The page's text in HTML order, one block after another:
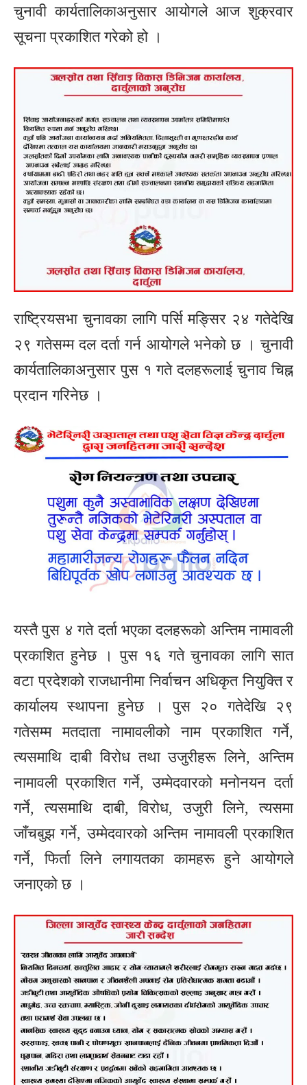
चुनावी कार्यतालिकाअनुसार आयोगले आज शुक्रवार
सूचना प्रकाशित गरेको हो ।
राष्ट्रियसभा चुनावका लागि पर्सि मङ्सिर २४ गतेदेखि
२९ गतेसम्म दल दर्ता गर्न आयोगले भनेको छ । चुनावी
कार्यतालिकाअनुसार पुस १ गते दलहरूलाई चुनाव चिह्न
प्रदान गरिनेछ ।
यस्तै पुस ४ गते दर्ता भएका दलहरूको अन्तिम नामावली
प्रकाशित हुनेछ । पुस १६ गते चुनावका लागि सात
वटा प्रदेशको राजधानीमा निर्वाचन अधिकृत नियुक्ति र
कार्यालय स्थापना हुनेछ । पुस २० गतेदेखि २९
गतेसम्म मतदाता नामावलीको नाम प्रकाशित गर्ने,
त्यसमाथि दाबी विरोध तथा उजुरीहरू लिने, अन्तिम
नामावली प्रकाशित गर्ने, उम्मेदवारको मनोनयन दर्ता
गर्ने, त्यसमाथि दाबी, विरोध, उजुरी लिने, त्यसमा
जाँचबुझ गर्ने, उम्मेदवारको अन्तिम नामावली प्रकाशित
गर्ने, फिर्ता लिने लगायतका कामहरू हुने आयोगले
जनाएको छ ।